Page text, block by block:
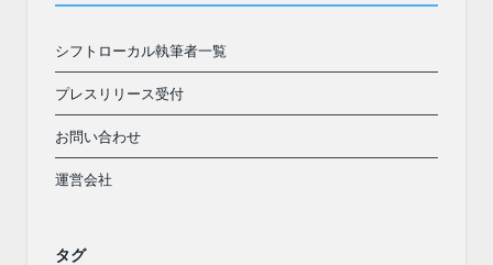
シフトローカル執筆者一覧
プレスリリース受付
お問い合わせ
運営会社
タグ